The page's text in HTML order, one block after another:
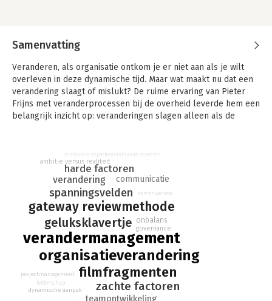
Samenvatting
Veranderen, als organisatie ontkom je er niet aan als je wilt
overleven in deze dynamische tijd. Maar wat maakt nu dat een
verandering slaagt of mislukt? De ruime ervaring van Pieter
Frijns met veranderprocessen bij de overheid leverde hem een
belangrijk inzicht op: veranderingen slagen alleen als de
maar we vinden het lastig om met de menselijke kant van
veranderen om te gaan, zoals gedrag, communicatie, relaties
en cultuur. Filmfragmenten vormen een uitermate geschikt
hulpmiddel om deze essentiële aspecten van
veranderingstrajecten aan de orde te stellen. Ze vormen een
startpunt om lastige situaties of gedrag te bespreken, en zijn
ook heel goed bruikbaar om te reflecteren op het eigen
handelen en dat van collega’s.
- Gebaseerd op inzichten uit honderden Gateway Reviews bij
de overheid, een preventief instrument om de slaagkans van
hoogrisicoprogramma’s en -projecten te vergroten.
verandermanagement
organisatieverandering
geluksklavertje
gateway reviewmethode
filmfragmenten
spanningsvelden
zachte factoren
teamontwikkeling
verandering
harde factoren
communicatie
onbalans
governance
dynamische aanpak
projectmanagement
ambitie versus realiteit
samenwerken
relationele aspecten relationele aspecten
leiderschap